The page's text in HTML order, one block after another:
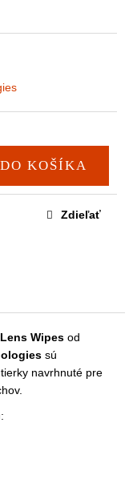
DO KOŠÍKA
Zdieľať
Wipes od
sú
navrhnuté pre